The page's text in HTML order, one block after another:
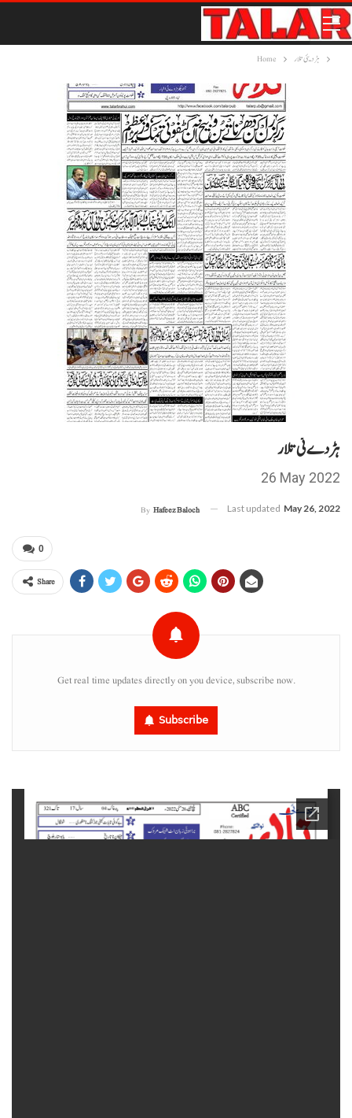
Home ہڑدیئی تلار
ہڑدے ئی تلار
26 May 2022
By Hafeez Baloch Last updated May 26, 2022
0
Share
Get real time updates directly on you device, subscribe now.
Subscribe